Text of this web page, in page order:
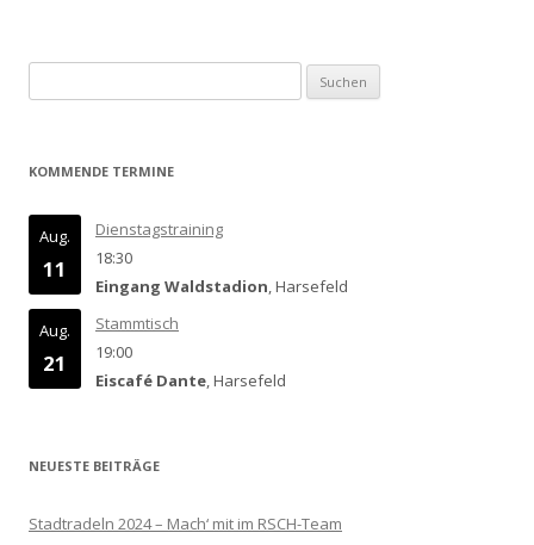
nach:
KOMMENDE TERMINE
Aug.
11
Dienstagstraining
18:30
Eingang Waldstadion, Harsefeld
Aug.
21
Stammtisch
19:00
Eiscafé Dante, Harsefeld
NEUESTE BEITRÄGE
Stadtradeln 2024 – Mach‘ mit im RSCH-Team